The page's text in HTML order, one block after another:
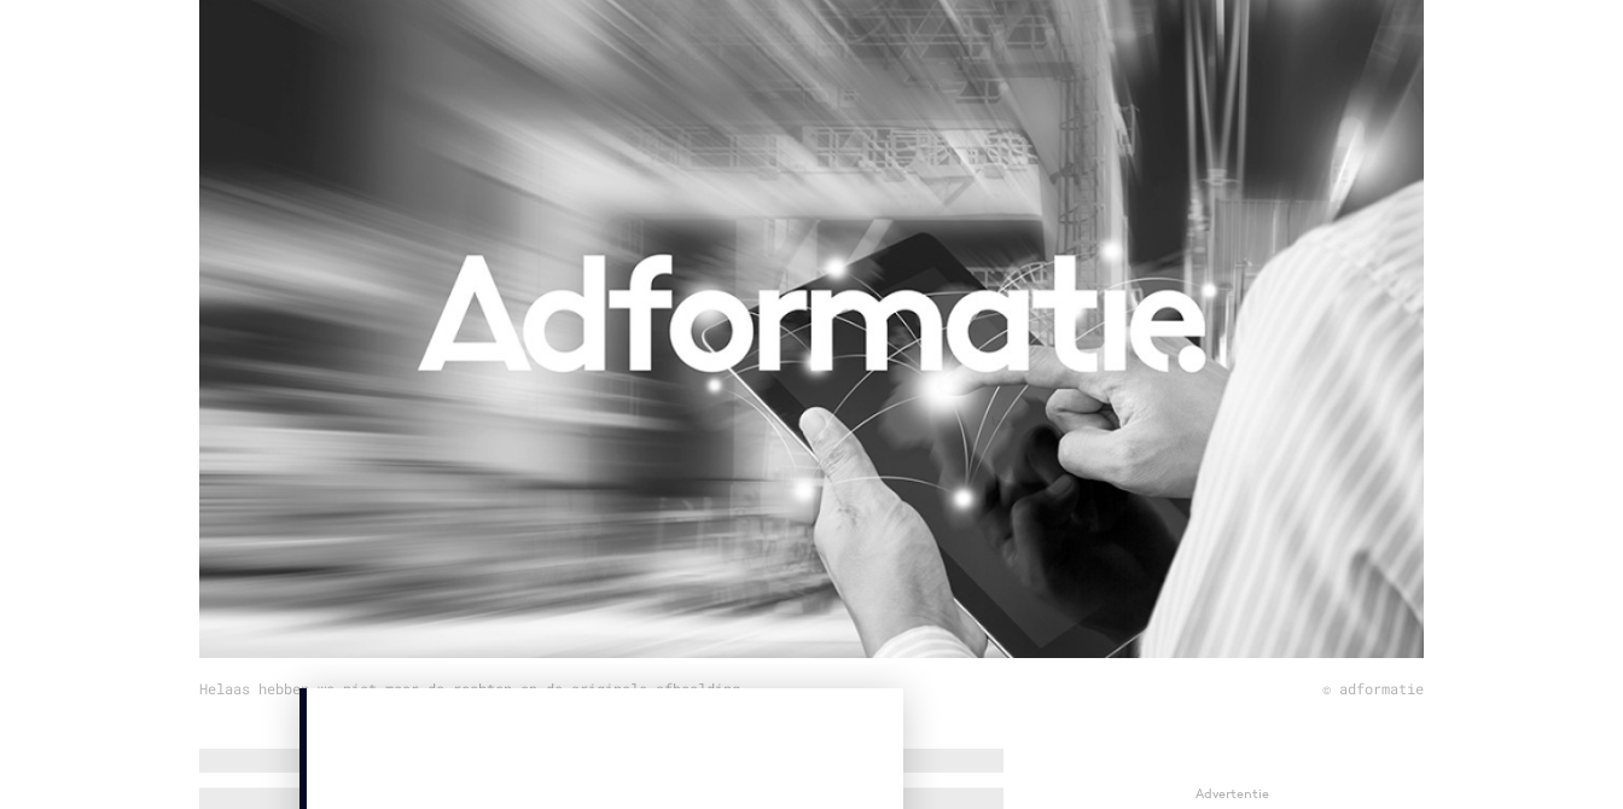
Gedragsverandering
Influencer marketing
Interne communicatie
Purpose Marketing
Reputatie & crisis
Helaas hebben we niet meer de rechten op de originele afbeelding © adformatie
Advertentie